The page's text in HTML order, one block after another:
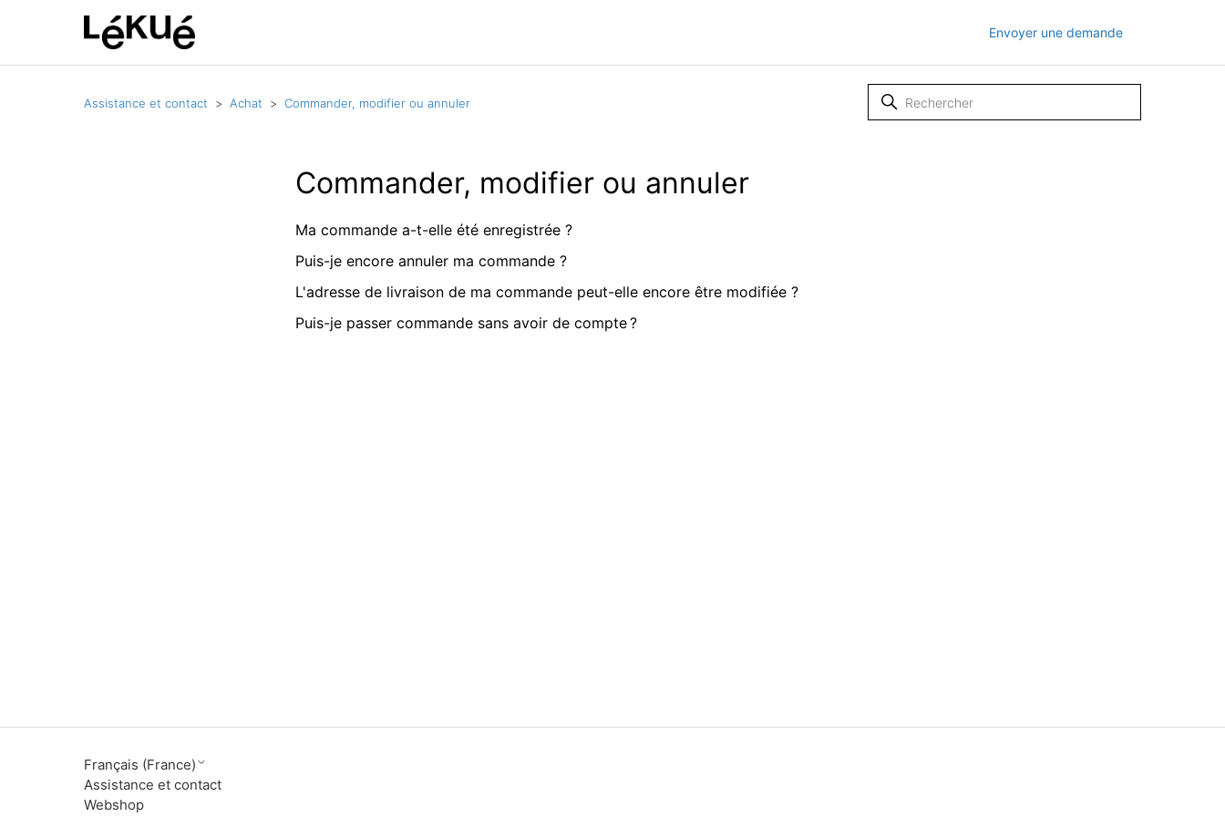
Envoyer une demande
Assistance et contact Achat Commander, modifier ou annuler
Commander, modifier ou annuler
Ma commande a-t-elle été enregistrée ?
Puis-je encore annuler ma commande ?
L'adresse de livraison de ma commande peut-elle encore être modifiée ?
Puis-je passer commande sans avoir de compte ?
Français (France)
Assistance et contact
Webshop